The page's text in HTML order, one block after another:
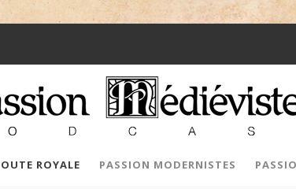
ROYALE PASSION MODERNISTES